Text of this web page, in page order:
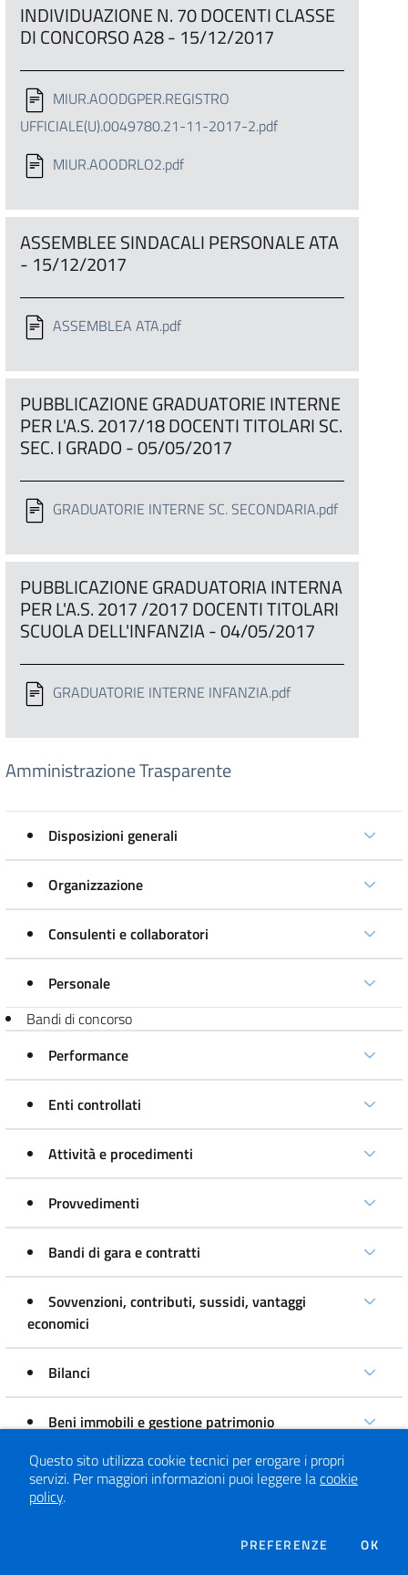
INDIVIDUAZIONE N. 70 DOCENTI CLASSE
DI CONCORSO A28 - 15/12/2017
MIUR.AOODGPER.REGISTRO
UFFICIALE(U).0049780.21-11-2017-2.pdf
MIUR.AOODRLO2.pdf
ASSEMBLEE SINDACALI PERSONALE ATA
- 15/12/2017
ASSEMBLEA ATA.pdf
PUBBLICAZIONE GRADUATORIE INTERNE
PER L'A.S. 2017/18 DOCENTI TITOLARI SC.
SEC. I GRADO - 05/05/2017
GRADUATORIE INTERNE SC. SECONDARIA.pdf
PUBBLICAZIONE GRADUATORIA INTERNA
PER L'A.S. 2017 /2017 DOCENTI TITOLARI
SCUOLA DELL'INFANZIA - 04/05/2017
GRADUATORIE INTERNE INFANZIA.pdf
Amministrazione Trasparente
Disposizioni generali
Organizzazione
Consulenti e collaboratori
Personale
Bandi di concorso
Performance
Enti controllati
Attività e procedimenti
Provvedimenti
Bandi di gara e contratti
Sovvenzioni, contributi, sussidi, vantaggi
economici
Bilanci
Beni immobili e gestione patrimonio
Controlli e rilievi sull'amministrazione
Questo sito utilizza cookie tecnici per erogare i propri
servizi. Per maggiori informazioni puoi leggere lacookie
policy.
PREFERENZE DEI COOKIE
OK